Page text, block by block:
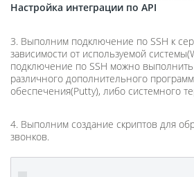
Настройка интеграции по API
3. Выполним подключение по SSH к
зависимости от используемой
подключение по SSH можно
различного дополнительного
обеспечения(Putty), либо системного
4. Выполним создание скриптов для
звонков.